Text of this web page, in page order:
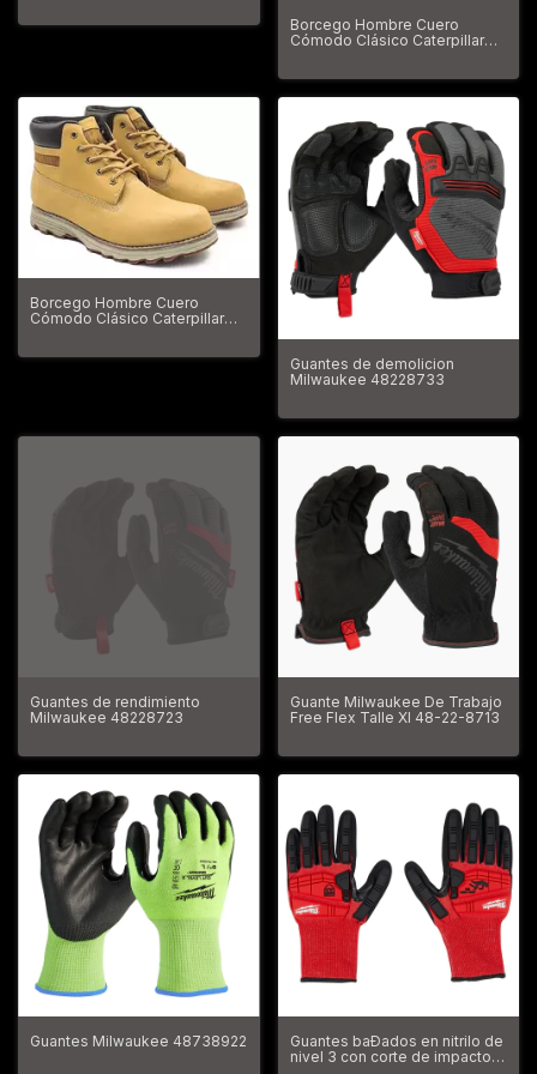
Borcego Hombre Cuero
Cómodo Clásico Caterpillar
Borcego Hombre Cuero
Cómodo Clásico Caterpillar
Guantes de demolicion
Milwaukee 48228733
Guantes de rendimiento
Milwaukee 48228723
Guante Milwaukee De Trabajo
Free Flex Talle Xl 48-22-8713
Guantes Milwaukee 48738922
Guantes baÐados en nitrilo de
nivel 3 con corte de impacto